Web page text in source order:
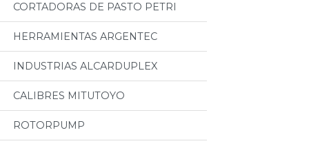
CORTADORAS DE PASTO PETRI
HERRAMIENTAS ARGENTEC
INDUSTRIAS ALCARDUPLEX
CALIBRES MITUTOYO
ROTORPUMP